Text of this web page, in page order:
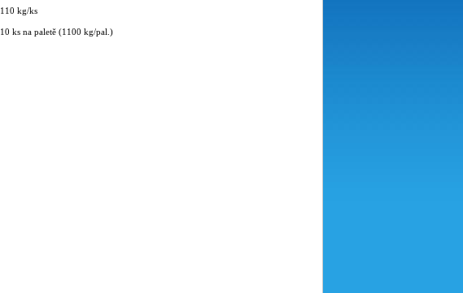
110 kg/ks
10 ks na paletě (1100 kg/pal.)